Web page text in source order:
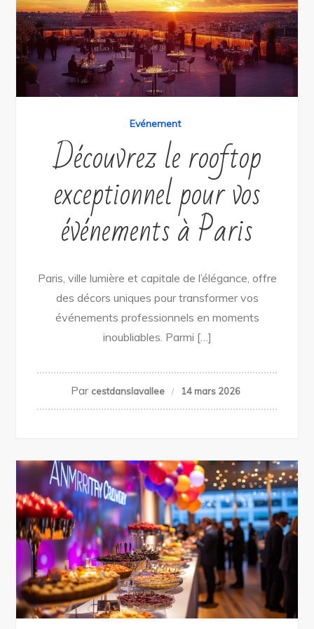
Evénement
Découvrez le rooftop
exceptionnel pour vos
événements à Paris
Paris, ville lumière et capitale de l’élégance, offre
des décors uniques pour transformer vos
événements professionnels en moments
inoubliables. Parmi […]
Par cestdanslavallee 14 mars 2026